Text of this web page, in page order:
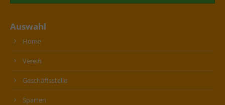
Auswahl
Home
Verein
Geschäftsstelle
Sparten